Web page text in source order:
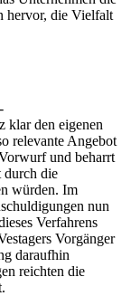
hervor, die Vielfalt
klar den eigenen
relevante Angebot
und beharrt
durch die
würden. Im
nun
Verfahrens
Vorgänger
daraufhin
reichten die